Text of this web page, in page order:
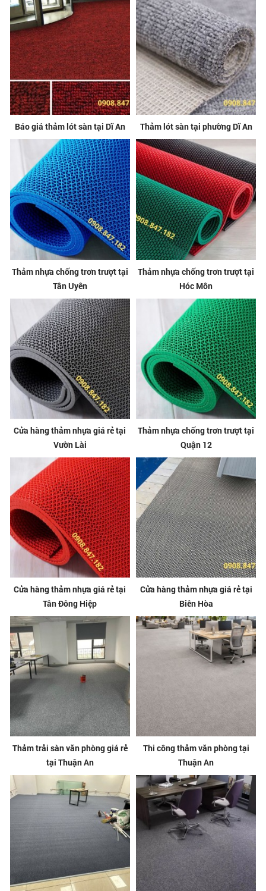
Báo giá thảm lót sàn tại Dĩ An Thảm lót sàn tại phường Dĩ An
Thảm nhựa chống trơn trượt tại
Tân Uyên
Thảm nhựa chống trơn trượt tại
Hóc Môn
Cửa hàng thảm nhựa giá rẻ tại
Vườn Lài
Thảm nhựa chống trơn trượt tại
Quận 12
Cửa hàng thảm nhựa giá rẻ tại
Tân Đông Hiệp
Cửa hàng thảm nhựa giá rẻ tại
Biên Hòa
Thảm trải sàn văn phòng giá rẻ
tại Thuận An
Thi công thảm văn phòng tại
Thuận An